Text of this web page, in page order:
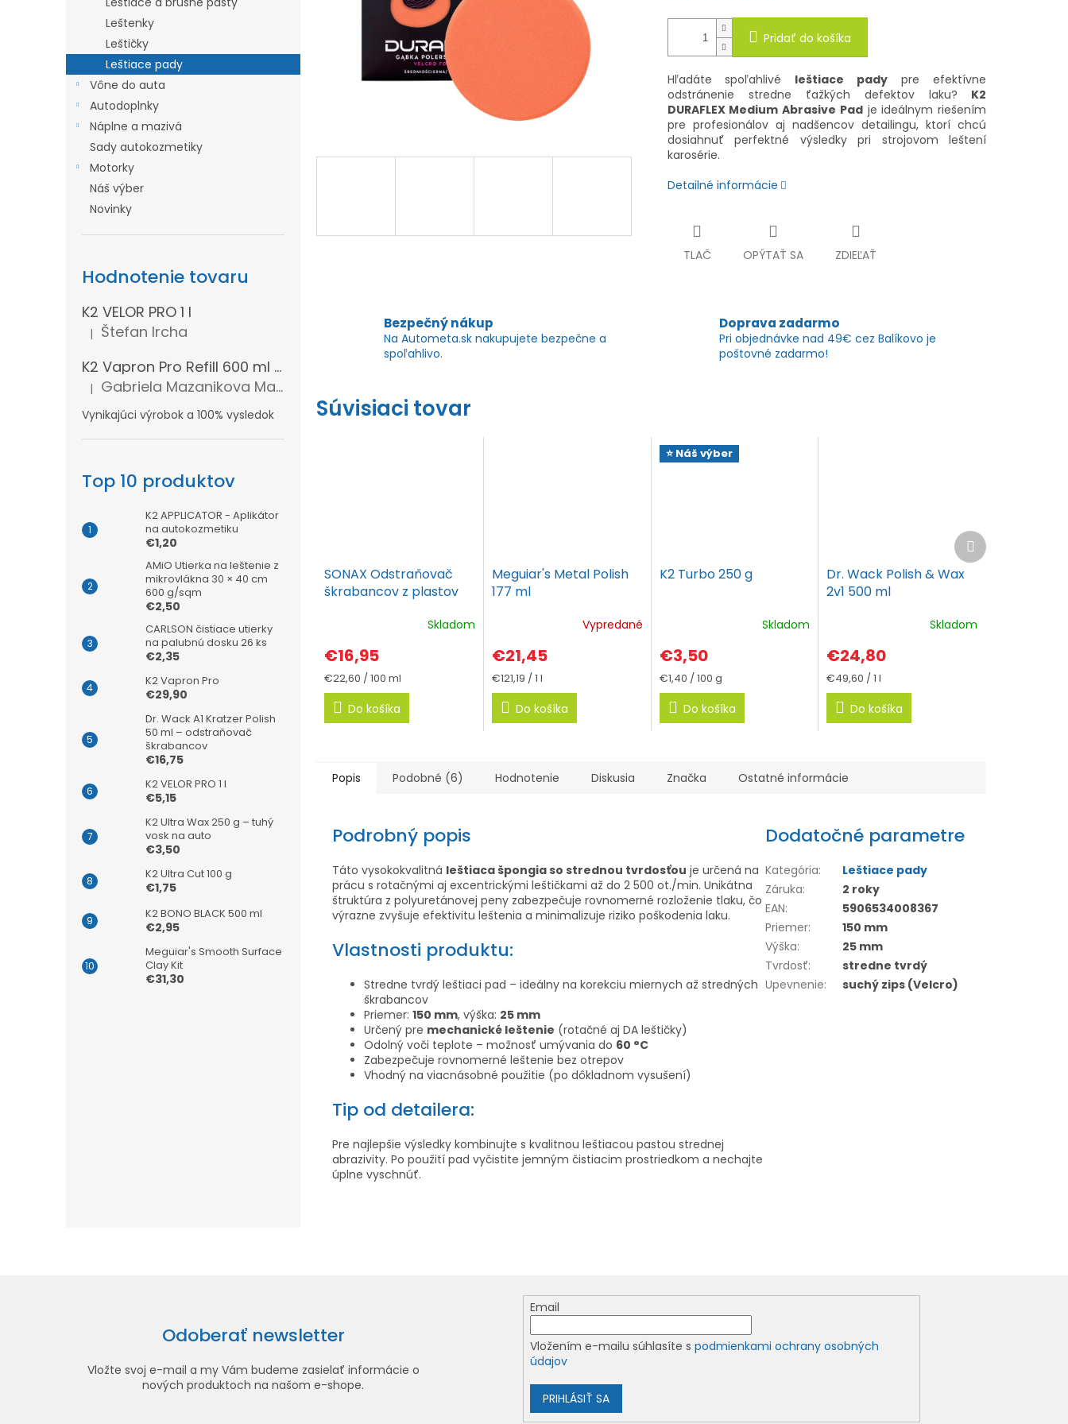
Leštenky
Leštičky
Leštiace pady
Vône do auta
Autodoplnky
Náplne a mazivá
Sady autokozmetiky
Motorky
Náš výber
Novinky
Hodnotenie tovaru
K2 VELOR PRO 1 l
Hodnotenie produktu je 5 z 5 hviezdičiek.
| Štefan Ircha
K2 Vapron Pro Refill 600 ml - Náhradná náplň
Hodnotenie produktu je 5 z 5 hviezdičiek.
| Gabriela Mazanikova Mazanikova
Vynikajúci výrobok a 100% vysledok
Top 10 produktov
K2 APPLICATOR - Aplikátor
na autokozmetiku
€1,20
AMiO Utierka na leštenie z
mikrovlákna 30 × 40 cm
600 g/sqm
€2,50
CARLSON čistiace utierky
na palubnú dosku 26 ks
€2,35
K2 Vapron Pro
€29,90
Dr. Wack A1 Kratzer Polish
50 ml – odstraňovač
škrabancov
€16,75
K2 VELOR PRO 1 l
€5,15
K2 Ultra Wax 250 g – tuhý
vosk na auto
€3,50
K2 Ultra Cut 100 g
€1,75
K2 BONO BLACK 500 ml
€2,95
Meguiar's Smooth Surface
Clay Kit
€31,30
Pridať do košíka
Hľadáte spoľahlivé leštiace pady pre efektívne
odstránenie stredne ťažkých defektov laku?
K2
DURAFLEX Medium Abrasive Padje ideálnym riešením
pre profesionálov aj nadšencov detailingu, ktorí chcú
dosiahnuť perfektné výsledky pri strojovom leštení
karosérie.
Detailné informácie
TLAČ OPÝTAŤ SA ZDIEĽAŤ
Bezpečný nákup
Na Autometa.sk nakupujete bezpečne a
spoľahlivo.
Doprava zadarmo
Pri objednávke nad 49€ cez Balíkovo je
poštovné zadarmo!
Súvisiaci tovar
SONAX Odstraňovač
škrabancov z plastov
produktu
je
5,0
Skladom
€16,95
Jednotková
cena:
€22,60 / 100 ml
Do košíka
Meguiar's Metal Polish
177 ml
Vypredané
€21,45
Jednotková
cena:
€121,19 / 1 l
Do košíka
⭐ Náš výber
K2 Turbo 250 g
Skladom
€3,50
Jednotková
cena:
€1,40 / 100 g
Do košíka
Dr. Wack Polish & Wax
2v1 500 ml
Skladom
€24,80
Jednotková
cena:
€49,60 / 1 l
Do košíka
Ďalší
produkt
Popis Podobné (6) Hodnotenie Diskusia Značka Ostatné informácie
Podrobný popis
Táto vysokokvalitná leštiaca špongia so strednou tvrdosťou je určená na
prácu s rotačnými aj excentrickými leštičkami až do 2 500 ot./min. Unikátna
štruktúra z polyuretánovej peny zabezpečuje rovnomerné rozloženie tlaku, čo
výrazne zvyšuje efektivitu leštenia a minimalizuje riziko poškodenia laku.
Vlastnosti produktu:
Stredne tvrdý leštiaci pad – ideálny na korekciu miernych až stredných
škrabancov
Priemer: 150 mm, výška: 25 mm
Určený pre mechanické leštenie (rotačné aj DA leštičky)
Odolný voči teplote – možnosť umývania do 60 °C
Zabezpečuje rovnomerné leštenie bez otrepov
Vhodný na viacnásobné použitie (po dôkladnom vysušení)
Tip od detailera:
Pre najlepšie výsledky kombinujte s kvalitnou leštiacou pastou strednej
abrazivity. Po použití pad vyčistite jemným čistiacim prostriedkom a nechajte
úplne vyschnúť.
Dodatočné parametre
Kategória:
Leštiace pady
Záruka:
2 roky
EAN:
5906534008367
Priemer:
150 mm
Výška:
25 mm
Tvrdosť:
stredne tvrdý
Upevnenie: suchý zips (Velcro)
Odoberať newsletter
Vložte svoj e-mail a my Vám budeme zasielať informácie o
nových produktoch na našom e-shope.
Email
Vložením e-mailu súhlasíte spodmienkami ochrany osobných
údajov
PRIHLÁSIŤ SA